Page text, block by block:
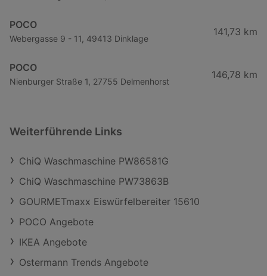
POCO
Webergasse 9 - 11, 49413 Dinklage
141,73 km
POCO
Nienburger Straße 1, 27755 Delmenhorst
146,78 km
Weiterführende Links
ChiQ Waschmaschine PW86581G
ChiQ Waschmaschine PW73863B
GOURMETmaxx Eiswürfelbereiter 15610
POCO Angebote
IKEA Angebote
Ostermann Trends Angebote